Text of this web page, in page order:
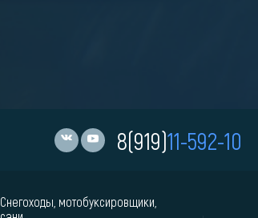
8(919)11-592-10
Снегоходы, мотобуксировщики,